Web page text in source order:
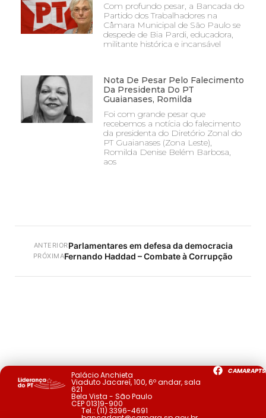
Com profundo pesar, a Bancada do
Partido dos Trabalhadores na
Câmara Municipal de São Paulo se
despede de Bia Pardi, educadora,
militante histórica e incansável
Nota De Pesar Pelo Falecimento
Da Presidenta Do PT
Guaianases, Romilda
Foi com grande pesar que
recebemos a notícia do falecimento
da presidenta do Diretório Zonal do
PT Guaianases (Zona Leste),
Romilda Denise Belém Barbosa,
aos
ANTERIORParlamentares em defesa da democracia
PRÓXIMAFernando Haddad – Combate à Corrupção
Palácio Anchieta
Viaduto Jacareí, 100, 6º andar, sala
621
Bela Vista - São Paulo
CEP 01319-900
Tel.: (11) 3396-4691